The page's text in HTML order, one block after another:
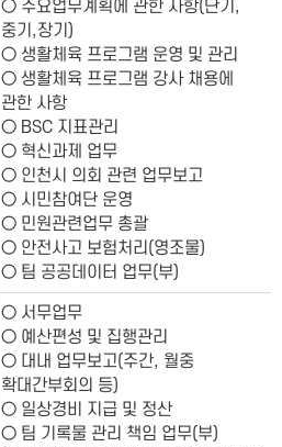
○ 주요업무계획에 관한 사항(단기,
중기,장기)
○ 생활체육 프로그램 운영 및 관리
○ 생활체육 프로그램 강사 채용에
관한 사항
○ BSC 지표관리
○ 혁신과제 업무
○ 인천시 의회 관련 업무보고
○ 시민참여단 운영
○ 민원관련업무 총괄
○ 안전사고 보험처리(영조물)
○ 팀 공공데이터 업무(부)
○ 서무업무
○ 예산편성 및 집행관리
○ 대내 업무보고(주간, 월중
확대간부회의 등)
○ 일상경비 지급 및 정산
○ 팀 기록물 관리 책임 업무(부)